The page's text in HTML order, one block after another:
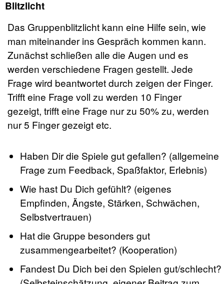
Blitzlicht
Das Gruppenblitzlicht kann eine Hilfe sein, wie
man miteinander ins Gespräch kommen kann.
Zunächst schließen alle die Augen und es
werden verschiedene Fragen gestellt. Jede
Frage wird beantwortet durch zeigen der Finger.
Trifft eine Frage voll zu werden 10 Finger
gezeigt, trifft eine Frage nur zu 50% zu, werden
nur 5 Finger gezeigt etc.
Haben Dir die Spiele gut gefallen? (allgemeine
Frage zum Feedback, Spaßfaktor, Erlebnis)
Wie hast Du Dich gefühlt? (eigenes
Empfinden, Ängste, Stärken, Schwächen,
Selbstvertrauen)
Hat die Gruppe besonders gut
zusammengearbeitet? (Kooperation)
Fandest Du Dich bei den Spielen gut/schlecht?